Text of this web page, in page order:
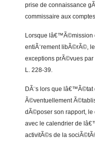
prise de connaissance
commissaire aux
Lorsque lâ€™Ã©mission
entiÃ¨rement libÃ©rÃ©,
exceptions prÃ©vues
L. 228-39.
DÃ¨s lors que
Ã©ventuellement
dÃ©poser son rapport,
avec le calendrier de
activitÃ©s de la